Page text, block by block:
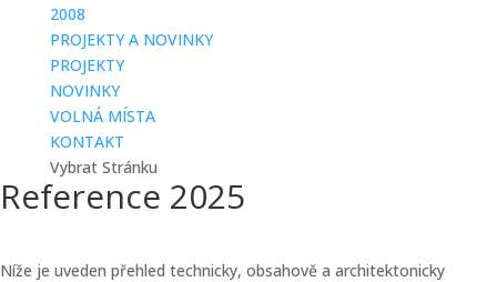
2008
PROJEKTY A NOVINKY
PROJEKTY
NOVINKY
VOLNÁ MÍSTA
KONTAKT
Vybrat Stránku
Reference 2025
Níže je uveden přehled technicky, obsahově a architektonicky